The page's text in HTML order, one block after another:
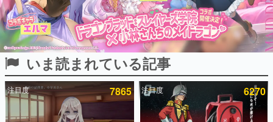
ピックアップ
電ファミのいま読まれている記事ランキング
いま読まれている記事
注目度 7865 注目度 6270